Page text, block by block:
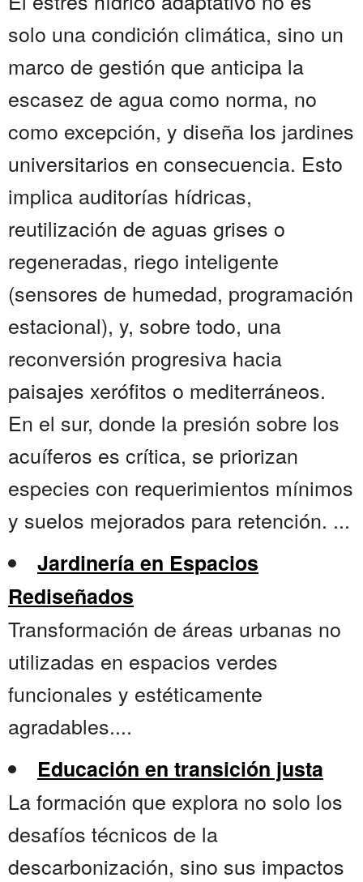
solo una condición climática, sino un
marco de gestión que anticipa la
escasez de agua como norma, no
como excepción, y diseña los jardines
universitarios en consecuencia. Esto
implica auditorías hídricas,
reutilización de aguas grises o
regeneradas, riego inteligente
(sensores de humedad, programación
estacional), y, sobre todo, una
reconversión progresiva hacia
paisajes xerófitos o mediterráneos.
En el sur, donde la presión sobre los
acuíferos es crítica, se priorizan
especies con requerimientos mínimos
y suelos mejorados para retención. ...
Jardinería en Espacios
Rediseñados
Transformación de áreas urbanas no
utilizadas en espacios verdes
funcionales y estéticamente
agradables....
Educación en transición justa
La formación que explora no solo los
desafíos técnicos de la
descarbonización, sino sus impactos